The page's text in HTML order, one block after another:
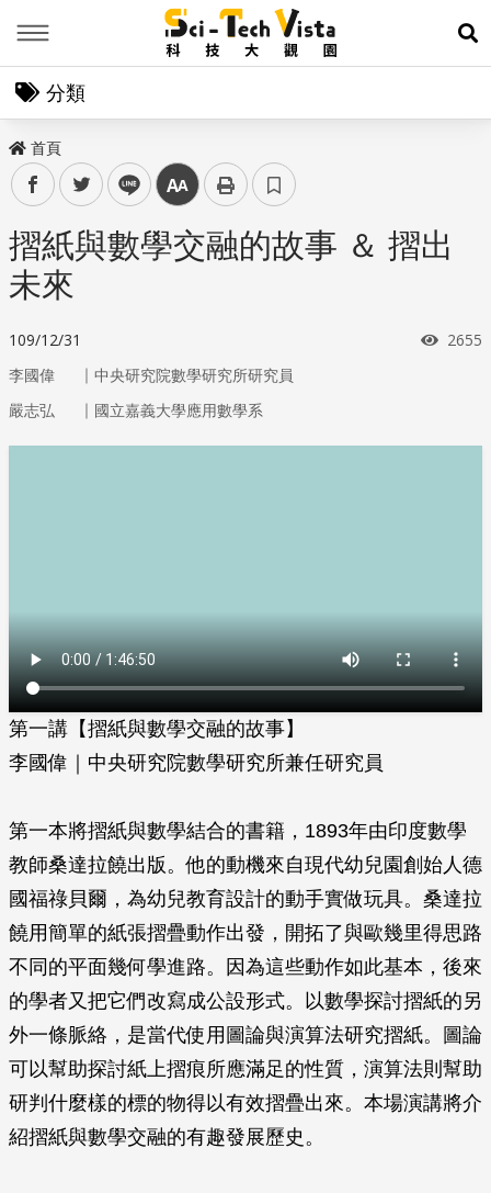
展
分類
首頁
facebooktwitter line 中
摺紙與數學交融的故事 ＆ 摺出
未來
109/12/31 瀏覽
2655
李國偉 ｜ 中央研究院數學研究所研究員
嚴志弘
｜ 國立嘉義大學應用數學系
第一講【摺紙與數學交融的故事】
李國偉｜中央研究院數學研究所兼任研究員
第一本將摺紙與數學結合的書籍，1893年由印度數學
教師桑達拉饒出版。他的動機來自現代幼兒園創始人德
國福祿貝爾，為幼兒教育設計的動手實做玩具。桑達拉
饒用簡單的紙張摺疊動作出發，開拓了與歐幾里得思路
不同的平面幾何學進路。因為這些動作如此基本，後來
的學者又把它們改寫成公設形式。以數學探討摺紙的另
外一條脈絡，是當代使用圖論與演算法研究摺紙。圖論
可以幫助探討紙上摺痕所應滿足的性質，演算法則幫助
研判什麼樣的標的物得以有效摺疊出來。本場演講將介
紹摺紙與數學交融的有趣發展歷史。